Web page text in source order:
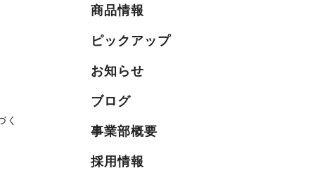
く
商品情報
ピックアップ
お知らせ
ブログ
事業部概要
採用情報